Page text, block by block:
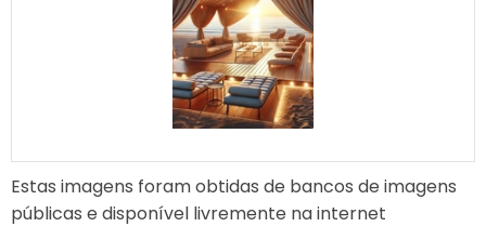
campanhas publicitárias
Eventos de rua e festivais
Decoração de espaços
comerciais e shoppings
Experiências imersivas e
interativas em eventos
temáticos Com os Túneis
Infláveis da 3D Mídia Balões,
sua marca criará uma
Estas imagens foram obtidas de bancos de imagens
públicas e disponível livremente na internet